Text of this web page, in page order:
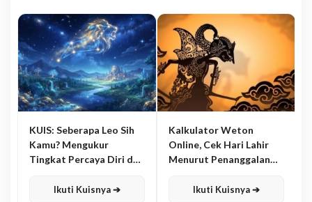
KUIS: Seberapa Leo Sih
Kamu? Mengukur
Tingkat Percaya Diri dan
Ikuti Kuisnya ➔
Kalkulator Weton
Online, Cek Hari Lahir
Menurut Penanggalan
Ikuti Kuisnya ➔